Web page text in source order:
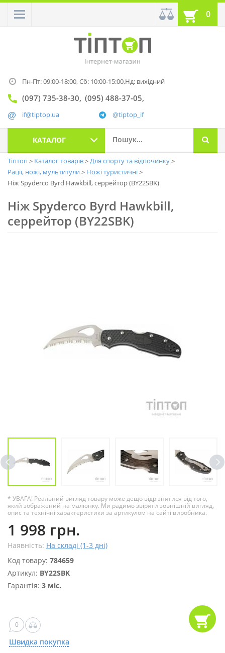
0
Пн-Пт: 09:00-18:00,Сб: 10:00-15:00,Нд: вихідний
(097) 735-38-30 (095) 488-37-05
@tiptop_if
if@tiptop.ua
КАТАЛОГ
Тіптоп Каталог товарів
Для спорту та відпочинку
Рації, ножі, мультитули
Ножі туристичні
Ніж Spyderco Byrd Hawkbill, серрейтор (BY22SBK)
Ніж Spyderco Byrd Hawkbill,
серрейтор (BY22SBK)
* УВАГА! Реальний вигляд товару може дещо відрізнятися від того,
який зображений на малюнку. Ми радимо звіряти зовнішній вигляд,
опис та технічні характеристики за артикулом на сайті виробника.
1 998 грн.
Наявність: На складі (1-3 дні)
Код товару: 784659
Артикул: BY22SBK
Гарантія: 3 міс.
0
Швидка покупка